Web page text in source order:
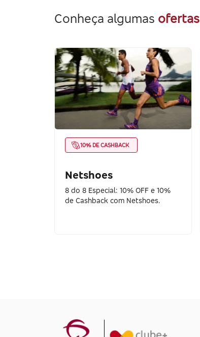
Conheça algumas ofertas
10% DE CASHBACK
Netshoes
8 do 8 Especial: 10% OFF e 10%
de Cashback com Netshoes.